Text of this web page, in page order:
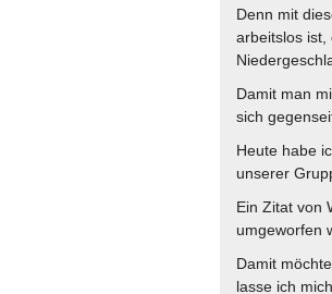
Denn mit
arbeitslos ist,
Damit man
sich
Heute habe
unserer
Ein Zitat von
umgeworfen
Damit
lasse ich